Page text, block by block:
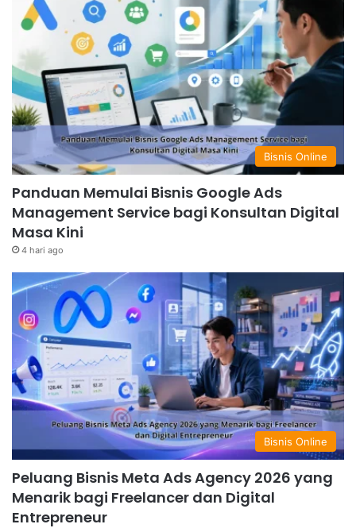
Bisnis Online
Panduan Memulai Bisnis Google Ads
Management Service bagi Konsultan Digital
Masa Kini
4 hari ago
Bisnis Online
Peluang Bisnis Meta Ads Agency 2026 yang
Menarik bagi Freelancer dan Digital
Entrepreneur